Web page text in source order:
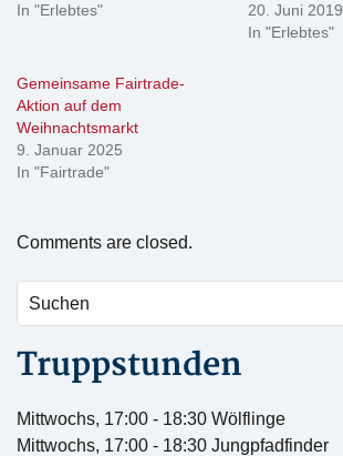
In "Erlebtes"
20. Juni 2019
In "Erlebtes"
Gemeinsame Fairtrade-
Aktion auf dem
Weihnachtsmarkt
9. Januar 2025
In "Fairtrade"
Comments are closed.
Truppstunden
Mittwochs, 17:00 - 18:30 Wölflinge
Mittwochs, 17:00 - 18:30 Jungpfadfinder